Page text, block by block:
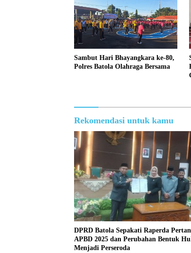
Sambut Hari Bhayangkara ke-80,
Polres Batola Olahraga Bersama
Rekomendasi untuk kamu
DPRD Batola Sepakati Raperda
APBD 2025 dan Perubahan Bentuk
Menjadi Perseroda